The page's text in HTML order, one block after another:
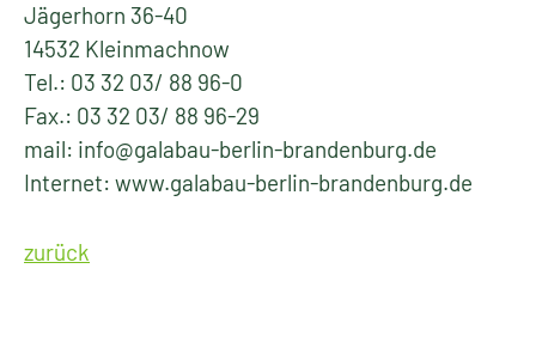
Jägerhorn 36-40
14532 Kleinmachnow
Tel.: 03 32 03/ 88 96-0
Fax.: 03 32 03/ 88 96-29
mail: info@galabau-berlin-brandenburg.de
Internet: www.galabau-berlin-brandenburg.de
zurück